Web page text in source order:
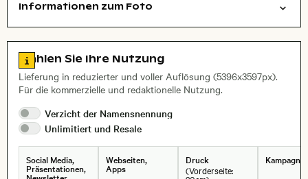
Informationen zum Foto
, Objektiv
Zu den Lizenzinformationen springen
Wählen Sie Ihre Nutzung
Lieferung in reduzierter und voller Auflösung (5396x3597px).
Für die kommerzielle und redaktionelle Nutzung.
Verzicht der Namensnennung
Unlimitiert und Resale
Social Media,
Präsentationen,
Webseiten,
Apps
Druck
(Vorderseite: